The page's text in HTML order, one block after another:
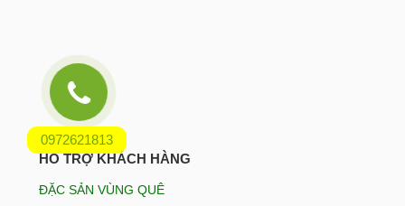
0972621813
HỖ TRỢ KHÁCH HÀNG
ĐẶC SẢN VÙNG QUÊ